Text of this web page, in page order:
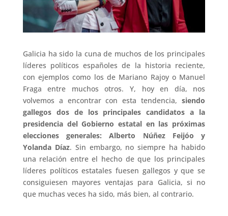
Galicia ha sido la cuna de muchos de los principales
líderes políticos españoles de la historia reciente,
con ejemplos como los de Mariano Rajoy o Manuel
Fraga entre muchos otros. Y, hoy en día, nos
volvemos a encontrar con esta tendencia,siendo
gallegos dos de los principales candidatos a la
presidencia del Gobierno estatal en las próximas
elecciones generales: Alberto Núñez Feijóo y
Yolanda Díaz. Sin embargo, no siempre ha habido
una relación entre el hecho de que los principales
líderes políticos estatales fuesen gallegos y que se
consiguiesen mayores ventajas para Galicia, si no
que muchas veces ha sido, más bien, al contrario.